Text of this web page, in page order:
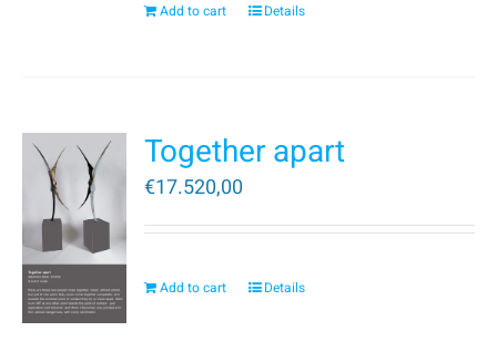
Add to cart Details
Together apart
€17.520,00
Add to cart Details